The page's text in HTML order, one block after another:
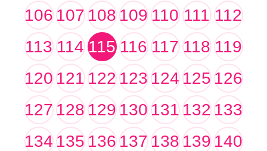
106107108109110 111 112
113 114 115 116 117 118 119
120121122123124125126
127128129130131132133
134135136137138139140